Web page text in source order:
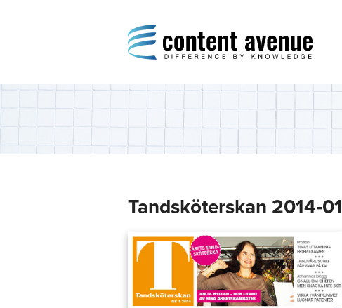
Difference by Knowledge
Tandsköterskan 2014‑01